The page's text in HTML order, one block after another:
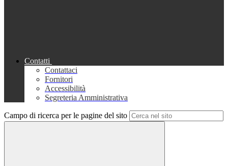
Contatti
Contattaci
Fornitori
Accessibilità
Segreteria Amministrativa
Campo di ricerca per le pagine del sito